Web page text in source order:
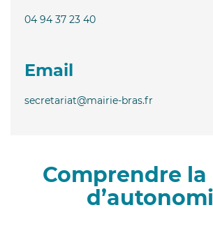
04 94 37 23 40
Email
secretariat@mairie-bras.fr
Comprendre